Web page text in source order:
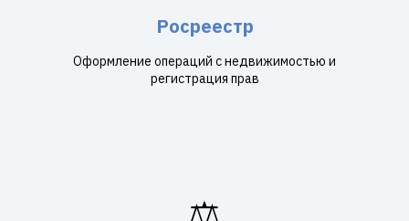
Росреестр
Оформление операций с недвижимостью и
регистрация прав